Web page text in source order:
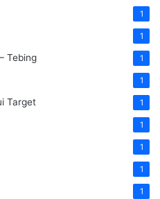
1
1
Tebing 1
1
Target 1
1
1
1
1